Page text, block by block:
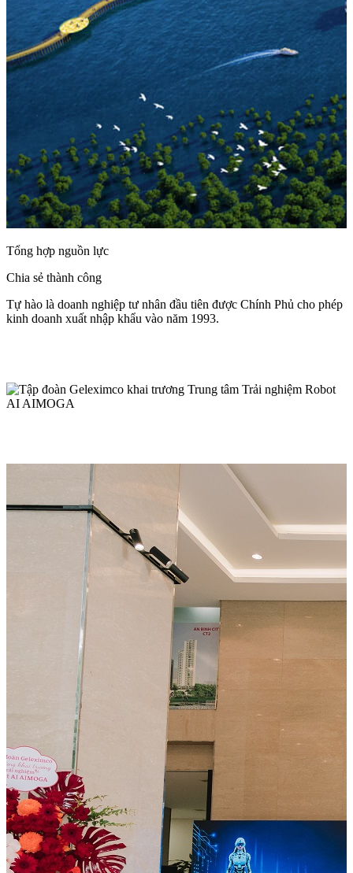
Tổng hợp nguồn lực
Chia sẻ thành công
Tự hào là doanh nghiệp tư nhân đầu tiên được Chính Phủ cho phép
kinh doanh xuất nhập khẩu vào năm 1993.